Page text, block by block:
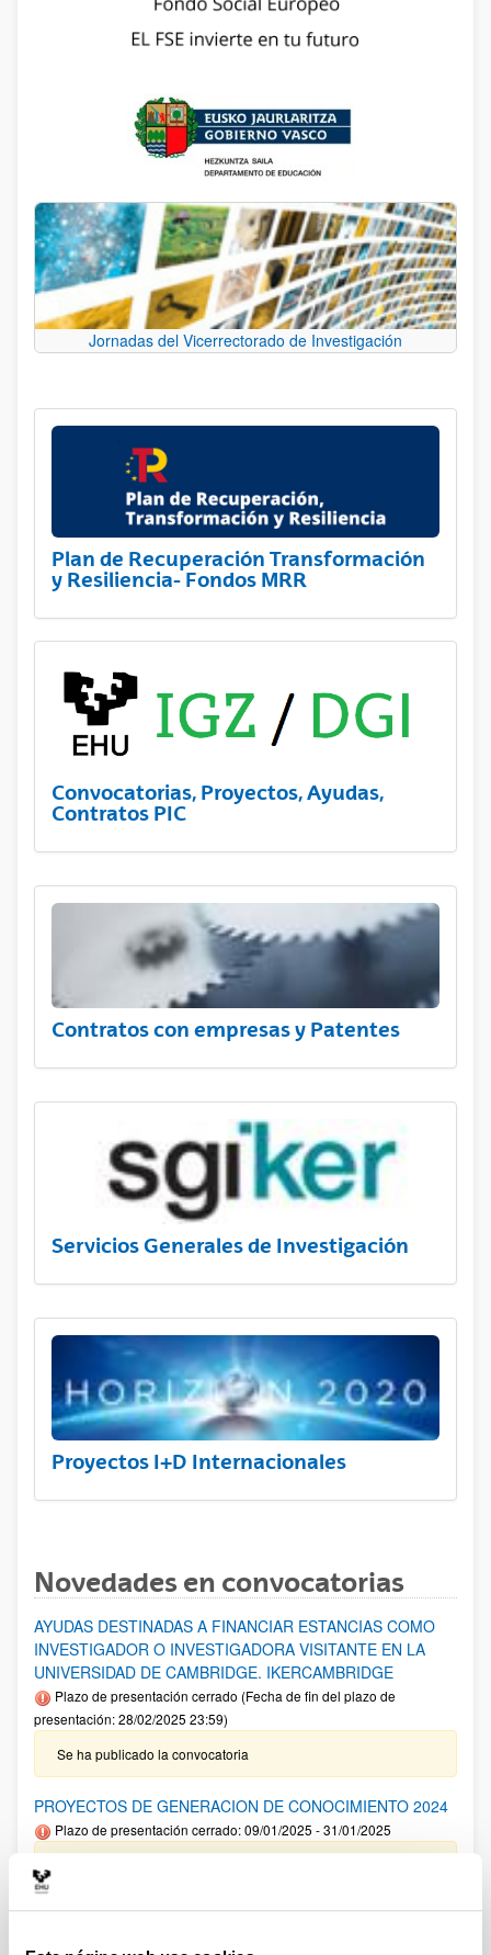
Jornadas del Vicerrectorado de Investigación
Plan de Recuperación Transformación
y Resiliencia- Fondos MRR
Convocatorias, Proyectos, Ayudas,
Contratos PIC
Contratos con empresas y Patentes
Servicios Generales de Investigación
Proyectos I+D Internacionales
Novedades en convocatorias
AYUDAS DESTINADAS A FINANCIAR ESTANCIAS COMO
INVESTIGADOR O INVESTIGADORA VISITANTE EN LA
UNIVERSIDAD DE CAMBRIDGE. IKERCAMBRIDGE
Plazo de presentación cerrado (Fecha de fin del plazo de
presentación: 28/02/2025 23:59)
Se ha publicado la convocatoria
PROYECTOS DE GENERACION DE CONOCIMIENTO 2024
Plazo de presentación cerrado: 09/01/2025 - 31/01/2025